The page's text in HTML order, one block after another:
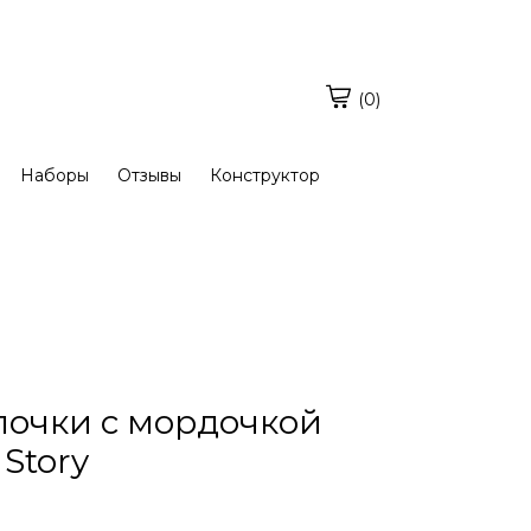
(0)
Наборы Отзывы Конструктор
с мордочкой